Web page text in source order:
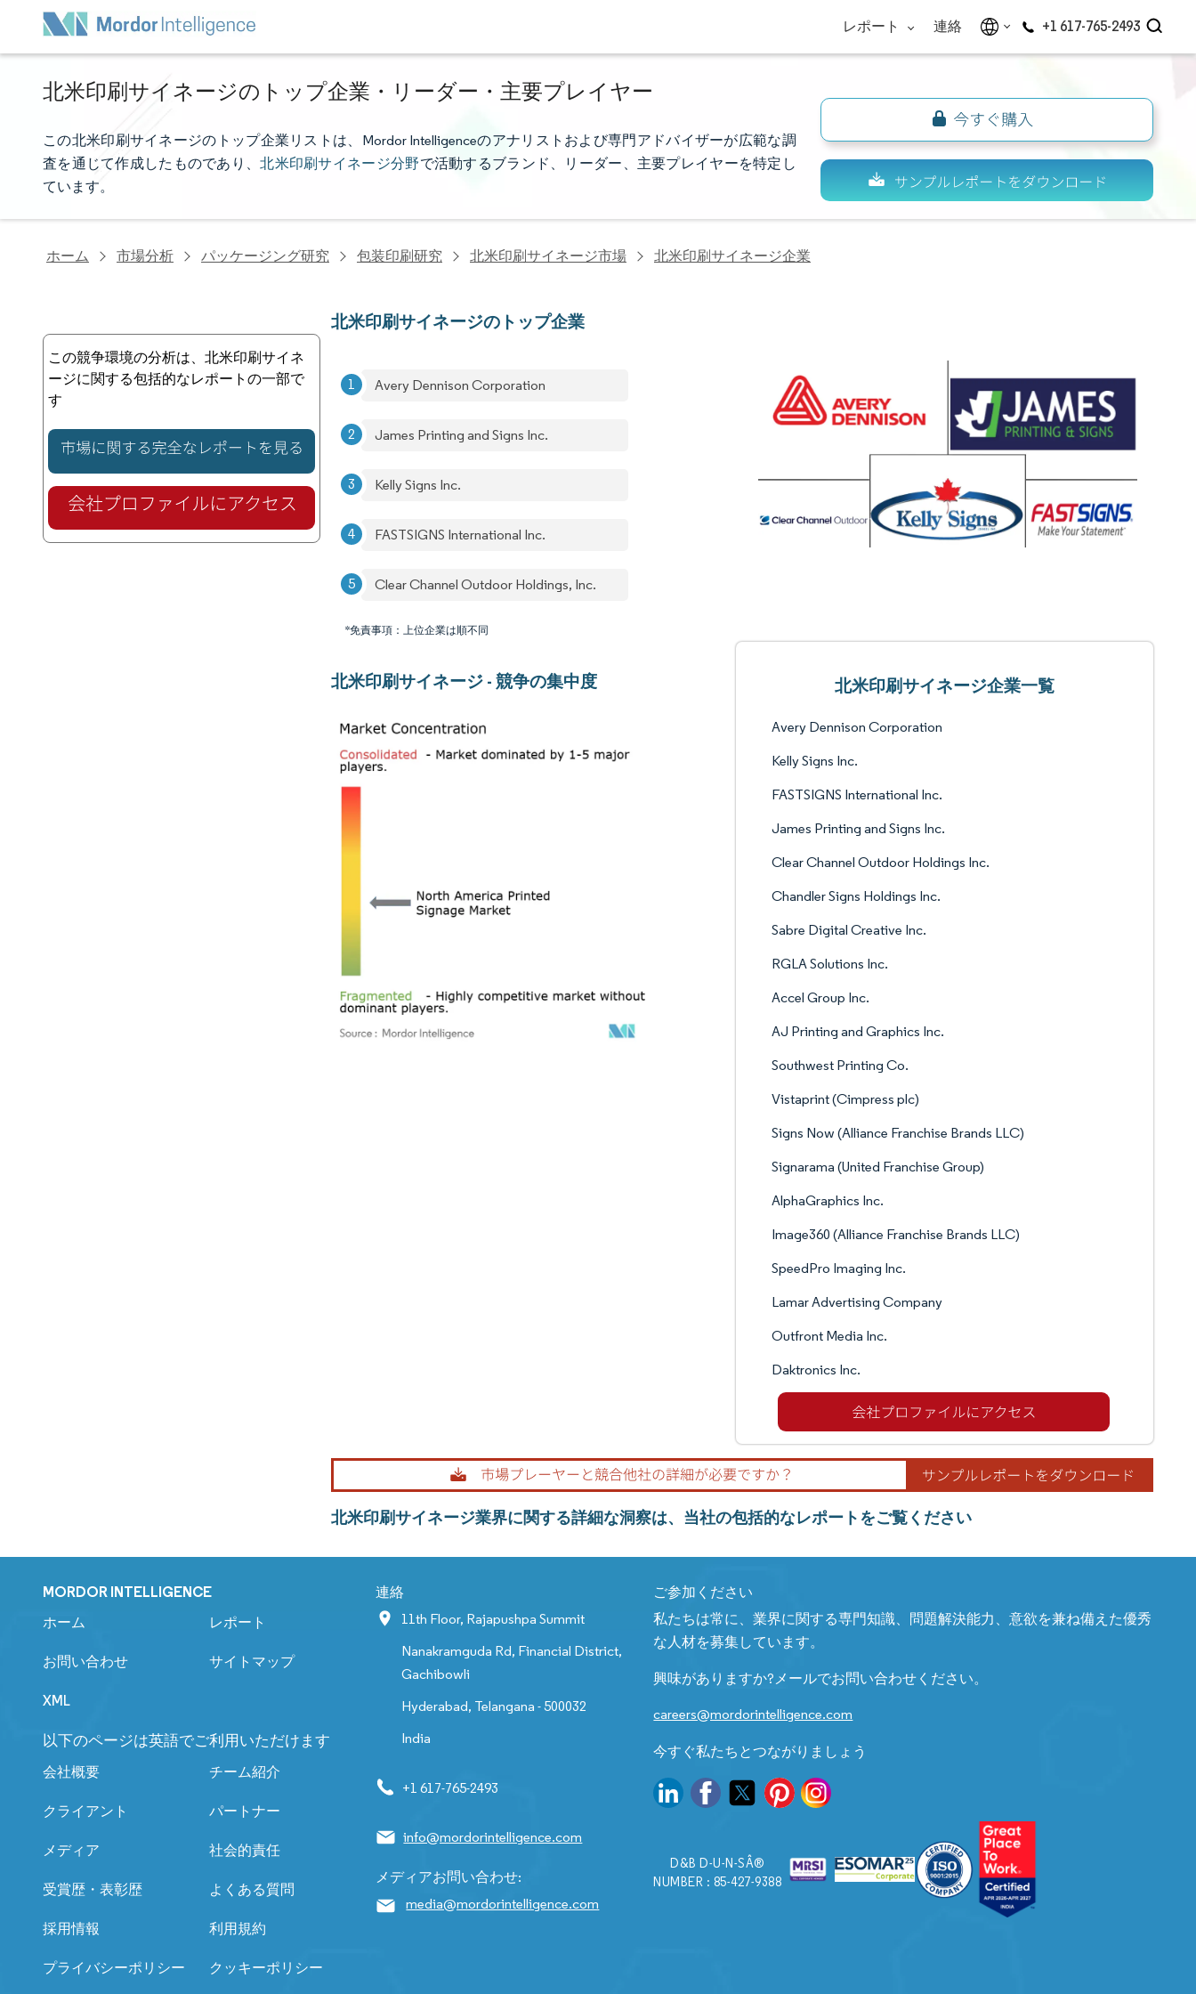
レポート 連絡 +1 617-765-2493
北米印刷サイネージのトップ企業・リーダー・主要プレイヤー
この北米印刷サイネージのトップ企業リストは、Mordor Intelligenceのアナリストおよび専門アドバイザーが広範な調
査を通じて作成したものであり、北米印刷サイネージ分野で活動するブランド、リーダー、主要プレイヤーを特定し
ています。
ホーム 市場分析 パッケージング研究 包装印刷研究 北米印刷サイネージ市場 北米印刷サイネージ企業
この競争環境の分析は、北米印刷サイネ
ージに関する包括的なレポートの一部で
す
北米印刷サイネージのトップ企業
Avery Dennison Corporation
James Printing and Signs Inc.
Kelly Signs Inc.
FASTSIGNS International Inc.
Clear Channel Outdoor Holdings, Inc.
*免責事項：上位企業は順不同
北米印刷サイネージ - 競争の集中度 北米印刷サイネージ企業一覧
Avery Dennison Corporation
Kelly Signs Inc.
FASTSIGNS International Inc.
James Printing and Signs Inc.
Clear Channel Outdoor Holdings Inc.
Chandler Signs Holdings Inc.
Sabre Digital Creative Inc.
RGLA Solutions Inc.
Accel Group Inc.
AJ Printing and Graphics Inc.
Southwest Printing Co.
Vistaprint (Cimpress plc)
Signs Now (Alliance Franchise Brands LLC)
Signarama (United Franchise Group)
AlphaGraphics Inc.
Image360 (Alliance Franchise Brands LLC)
SpeedPro Imaging Inc.
Lamar Advertising Company
Outfront Media Inc.
Daktronics Inc.
北米印刷サイネージ業界に関する詳細な洞察は、当社の包括的なレポートをご覧ください
MORDOR INTELLIGENCE
ホーム レポート
お問い合わせ サイトマップ
XML
以下のページは英語でご利用いただけます
会社概要 チーム紹介
クライアント パートナー
メディア 社会的責任
受賞歴・表彰歴 よくある質問
採用情報 利用規約
プライバシーポリシー クッキーポリシー
連絡
11th Floor, Rajapushpa Summit
Nanakramguda Rd, Financial District,
Gachibowli
Hyderabad, Telangana - 500032
India
+1 617-765-2493
info@mordorintelligence.com
メディアお問い合わせ:
media@mordorintelligence.com
ご参加ください
私たちは常に、業界に関する専門知識、問題解決能力、意欲を兼ね備えた優秀
な人材を募集しています。
興味がありますか?メールでお問い合わせください。
careers@mordorintelligence.com
今すぐ私たちとつながりましょう
D&B D-U-N-SÂ®
NUMBER : 85-427-9388